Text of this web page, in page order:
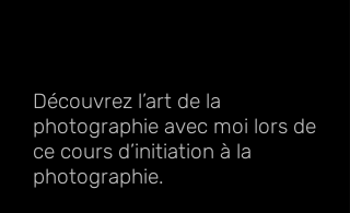
Découvrez l’art de la
photographie avec moi lors de
ce cours d’initiation à la
photographie.